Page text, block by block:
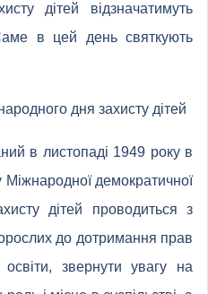
дітей відзначатимуть
в цей день святкують
дня захисту дітей
в листопаді 1949 року в
демократичної
дітей проводиться з
до дотримання прав
звернути увагу на